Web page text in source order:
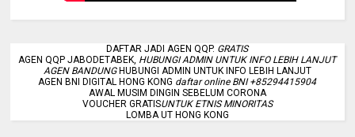
DAFTAR JADI AGEN QQP. GRATIS
AGEN QQP JABODETABEK, HUBUNGI ADMIN UNTUK INFO LEBIH LANJUT
AGEN BANDUNGHUBUNGI ADMIN UNTUK INFO LEBIH LANJUT
AGEN BNI DIGITAL HONG KONG daftar online BNI +85294415904
AWAL MUSIM DINGIN SEBELUM CORONA
VOUCHER GRATISUNTUK ETNIS MINORITAS
LOMBA UT HONG KONG